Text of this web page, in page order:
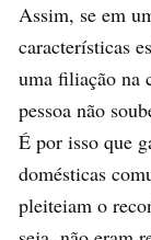
Assim, se em
características
uma filiação na
pessoa não
É por isso que
domésticas
pleiteiam o